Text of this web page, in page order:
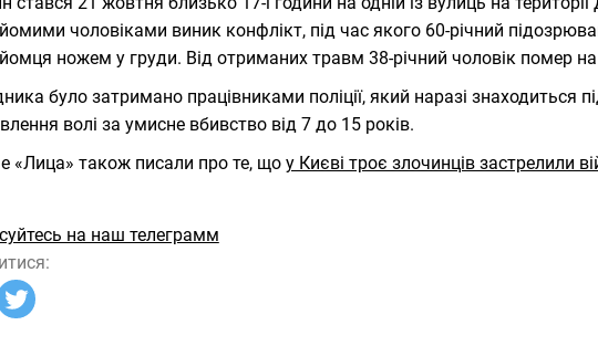
чоловіками виник конфлікт, під час якого 60-річний
ножем у груди. Від отриманих травм 38-річний чоловік помер на
було затримано працівниками поліції, який наразі знаходиться
волі за умисне вбивство від 7 до 15 років.
«Лица» також писали про те, що у Києві троє злочинців застрелили
на наш телеграмм